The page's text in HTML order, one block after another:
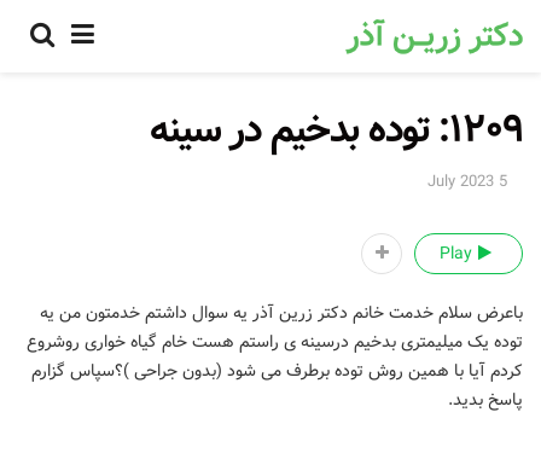
۱۲۰۹: توده بدخیم در سینه
5 July 2023
Play
باعرض سلام خدمت خانم دکتر زرین آذر یه سوال داشتم خدمتون من یه
توده یک میلیمتری بدخیم درسینه ی راستم هست خام گیاه خواری روشروع
کردم آیا با همین روش توده برطرف می شود (بدون جراحی )؟سپاس گزارم
پاسخ بدید.